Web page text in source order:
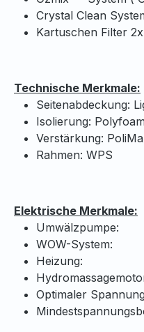
Crystal Clean
Kartuschen Filter
Technische Merkmale:
Seitenabdeckung:
Isolierung:
Verstärkung:
Rahmen: WPS
Elektrische Merkmale:
WOW-
Optimaler